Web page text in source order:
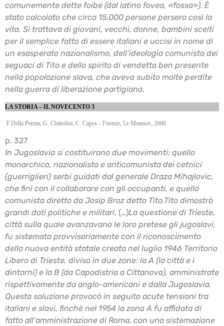
comunemente dette foibe (dal latino fovea, «fossa»). È
stato calcolato che circa 15.000 persone persero così la
vita. Si trattava di giovani, vecchi, donne, bambini scelti
per il semplice fatto di essere italiani e uccisi in nome di
un esasperato nazionalismo, dell’ideologia comunista dei
seguaci di Tito e dello spirito di vendetta ben presente
nella popolazione slava, che aveva subito molte perdite
nella guerra di liberazione partigiana.
LA STORIA – IL NOVECENTO 3
F.Della Peruta, G. Chittolini, C. Capra – Firenze, Le Monnier, 2000
p. 327
In Jugoslavia si costituirono due movimenti: quello
monarchico, nazionalista e anticomunista dei cetnici
(guerriglieri) serbi guidati dal generale Draza Mihajlovic,
che finì con il collaborare con gli occupanti, e quello
comunista diretto da Josip Broz detto Tito.Tito dimostrò
grandi doti politiche e militari, (…)La questione di Trieste,
città sulla quale avanzavano le loro pretese gli jugoslavi,
fu sistemata provvisoriamente con il riconoscimento
della nuova entità statale creata nel luglio 1946 Territorio
Libero di Trieste, diviso in due zone: la A (la città e i
dintorni) e la B (da Capodistria a Cittanova), amministrate
rispettivamente da anglo-americani e dalla Jugoslavia.
Questa soluzione provocò in seguito acute tensioni tra
italiani e slavi, finchè nel 1954 la zona A fu affidata di
fatto all’amministrazione di Roma, con una sistemazione